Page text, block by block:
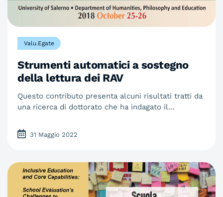
Valu.Egate
Strumenti automatici a sostegno
della lettura dei RAV
Questo contributo presenta alcuni risultati tratti da
una ricerca di dottorato che ha indagato il…
31 Maggio 2022